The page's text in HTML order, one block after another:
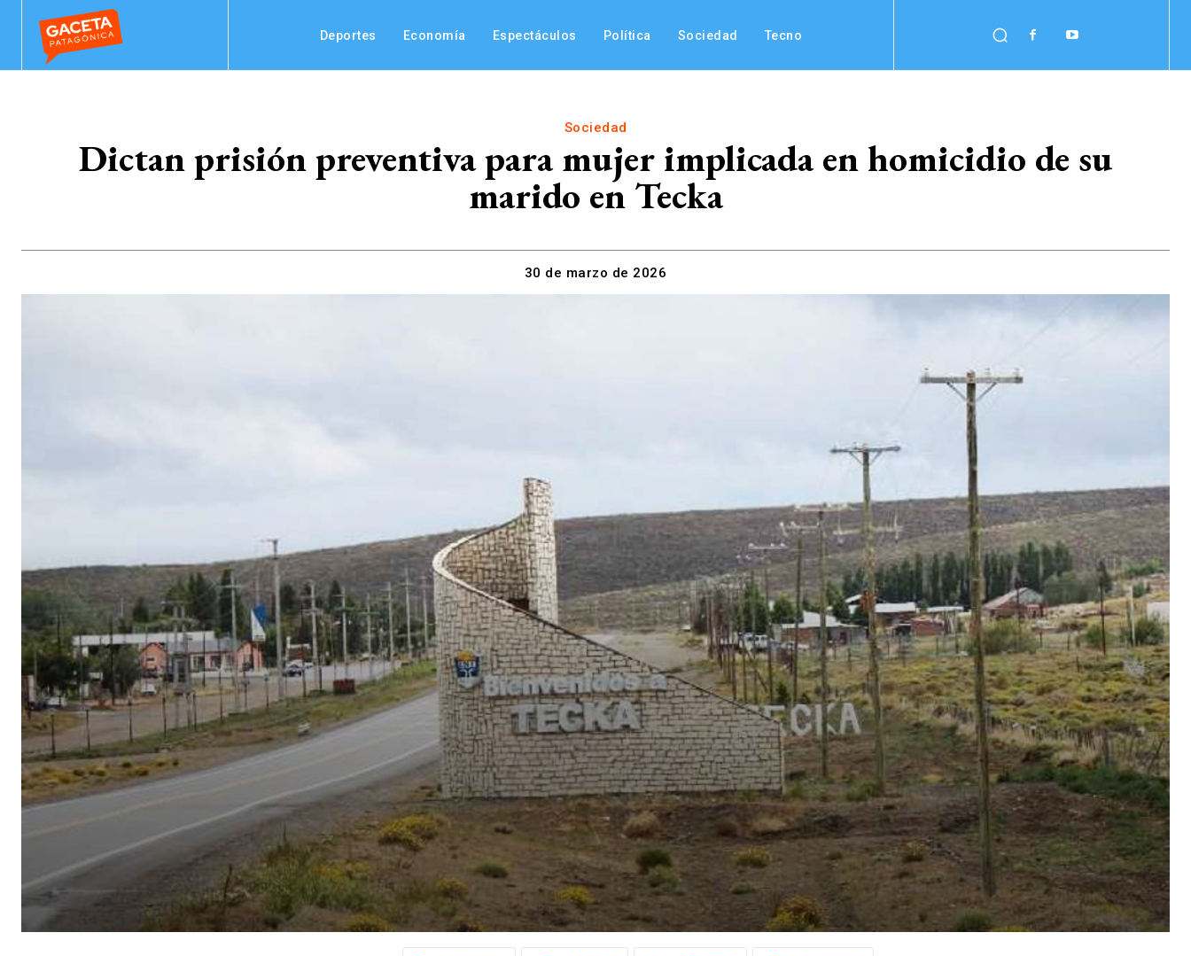
Deportes Economía Espectáculos Política Sociedad Tecno
Sociedad
Dictan prisión preventiva para mujer implicada en homicidio de su
marido en Tecka
30 de marzo de 2026